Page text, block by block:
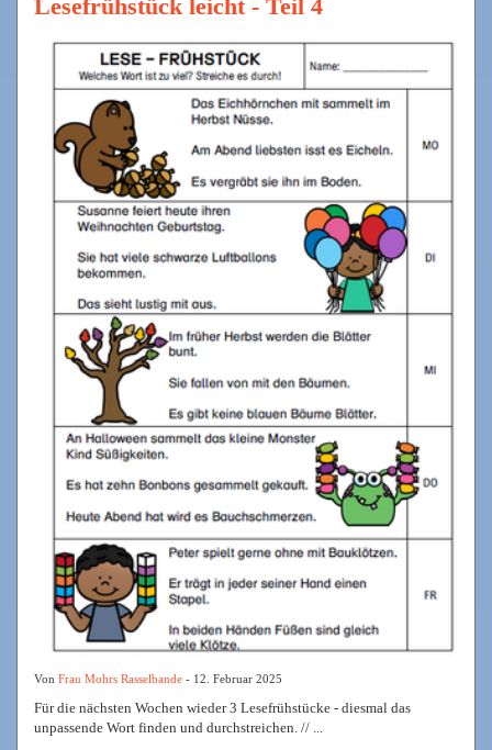
Lesefrühstück leicht - Teil 4
Von Frau Mohrs Rasselbande - 12. Februar 2025
Für die nächsten Wochen wieder 3 Lesefrühstücke - diesmal das
unpassende Wort finden und durchstreichen. // ...